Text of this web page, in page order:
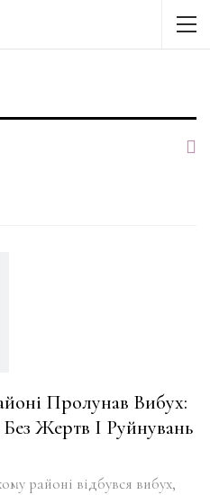
Пролунав Вибух:
Жертв І Руйнувань
районі відбувся вибух,